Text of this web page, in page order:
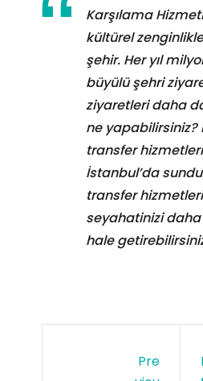
Karşılama
kültürel
şehir. Her yıl
büyülü şehri
ziyaretleri daha
ne yapabilirsiniz?
transfer
İstanbul’da
transfer
seyahatinizi
hale
Pre